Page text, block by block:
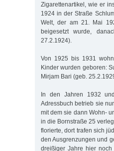
Zigarettenartikel, wie er
1924 in der Straße
Welt, der am 21. Mai
beigesetzt wurde,
27.2.1924).
Von 1925 bis 1931
Kinder wurden geboren:
Mirjam Bari (geb.
In den Jahren 1932
Adressbuch betrieb sie
mit dem sie dann Wohn-
in die Bornstraße 25
florierte, dort trafen sich
den Ausgrenzungen und
dreißiger Jahre hier